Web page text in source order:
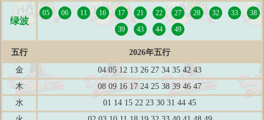
绿波
05 06 11 16 17 21 22 27 28 32 33
38
39
43 44 49
五行
2026年五行
金
04 05 12 13 26 27 34 35 42 43
木
08 09 16 17 24 25 38 39 46 47
水
01 14 15 22 23 30 31 44 45